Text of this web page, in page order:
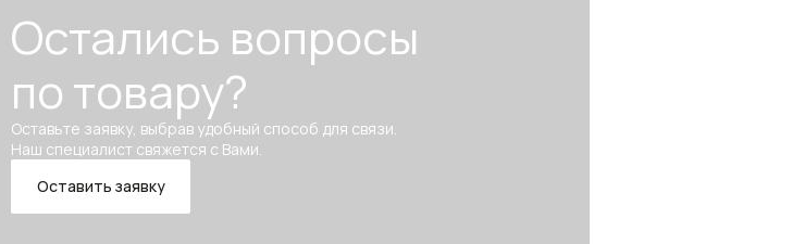
Остались вопросы
по товару?
Оставьте заявку, выбрав удобный способ для связи.
Наш специалист свяжется с Вами.
Оставить заявку